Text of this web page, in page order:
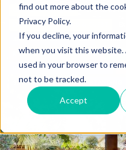
find out more about the
Privacy Policy.
If you decline, your
when you visit this website.
used in your browser to
not to be tracked.
Accept
CARACTÉRISTIQUES BY
EXPOSITION EST-SUD & OUEST
JARDIN ESPRIT JAPONAIS
MUR BRIQUE SEL D'HIMALAYA
RÉNOVATION CONTEMPORAINE
SAUNA INFRA-ROUGE